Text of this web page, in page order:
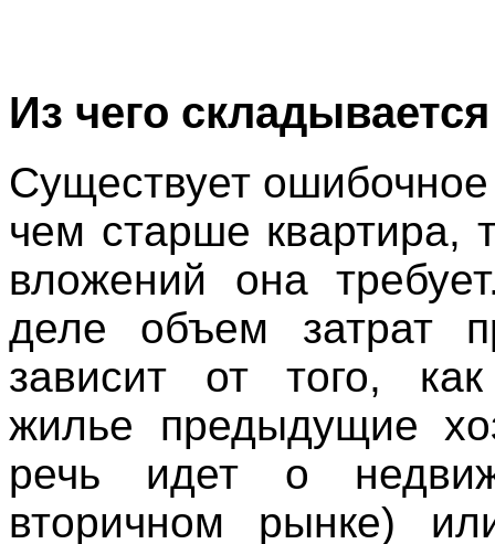
Из чего
Существует
чем старше квартира,
вложений она
деле объем затрат
зависит от того,
жилье предыдущие
речь идет о
вторичном рынке)